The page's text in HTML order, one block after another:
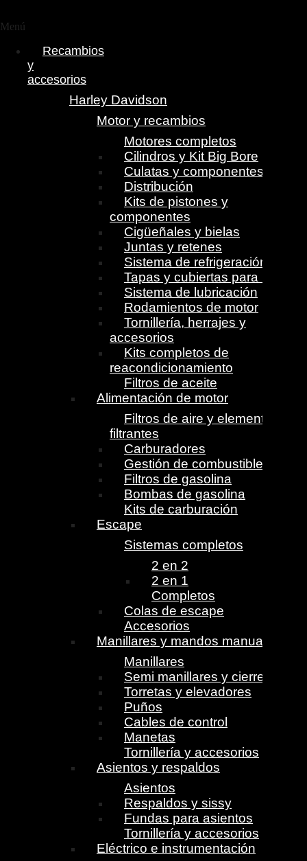
Menú
Recambios
y
accesorios
Harley Davidson
Motor y recambios
Motores completos
Cilindros y Kit Big Bore
Culatas y componentes
Distribución
Kits de pistones y
componentes
Cigüeñales y bielas
Juntas y retenes
Sistema de refrigeración
Tapas y cubiertas para motor
Sistema de lubricación
Rodamientos de motor
Tornillería, herrajes y
accesorios
Kits completos de
reacondicionamiento
Filtros de aceite
Alimentación de motor
Filtros de aire y elementos
filtrantes
Carburadores
Gestión de combustible
Filtros de gasolina
Bombas de gasolina
Kits de carburación
Escape
Sistemas completos
2 en 2
2 en 1
Completos
Colas de escape
Accesorios
Manillares y mandos manuales
Manillares
Semi manillares y cierres
Torretas y elevadores
Puños
Cables de control
Manetas
Tornillería y accesorios
Asientos y respaldos
Asientos
Respaldos y sissy
Fundas para asientos
Tornillería y accesorios
Eléctrico e instrumentación